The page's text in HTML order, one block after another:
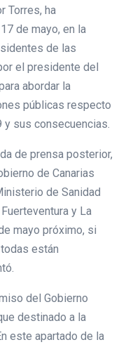
Torres, ha
de mayo, en la
de las
el presidente del
abordar la
públicas respecto
y sus consecuencias.
de prensa posterior,
de Canarias
de Sanidad
y La
mayo próximo, si
están
del Gobierno
destinado a la
este apartado de la